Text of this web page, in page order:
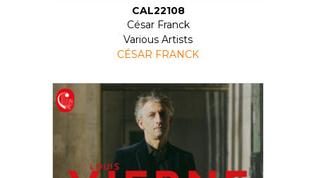
CAL22108
César Franck
Various Artists
CÉSAR FRANCK